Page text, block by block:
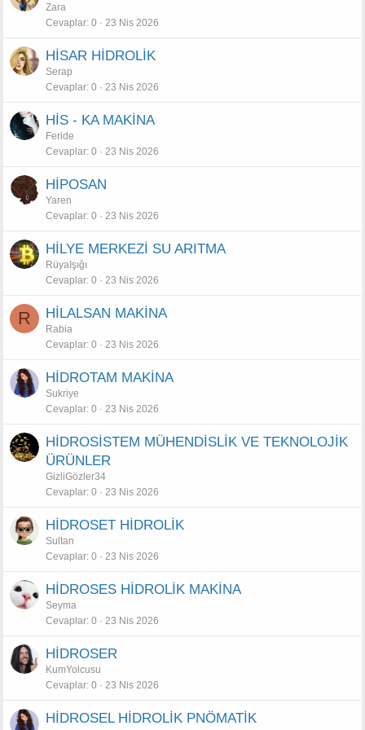
Zara
Cevaplar 0 23 Nis 2026
HİSAR HİDROLİK
Serap
Cevaplar 0 23 Nis 2026
HİS - KA MAKİNA
Feride
Cevaplar 0 23 Nis 2026
HİPOSAN
Yaren
Cevaplar 0 23 Nis 2026
HİLYE MERKEZİ SU ARITMA
RüyaIşığı
Cevaplar 0 23 Nis 2026
R HİLALSAN MAKİNA
Rabia
Cevaplar 0 23 Nis 2026
HİDROTAM MAKİNA
Sukriye
Cevaplar 0 23 Nis 2026
HİDROSİSTEM MÜHENDİSLİK VE TEKNOLOJİK
ÜRÜNLER
GizliGözler34
Cevaplar 0 23 Nis 2026
HİDROSET HİDROLİK
Sultan
Cevaplar 0 23 Nis 2026
HİDROSES HİDROLİK MAKİNA
Seyma
Cevaplar 0 23 Nis 2026
HİDROSER
KumYolcusu
Cevaplar 0 23 Nis 2026
HİDROSEL HİDROLİK PNÖMATİK